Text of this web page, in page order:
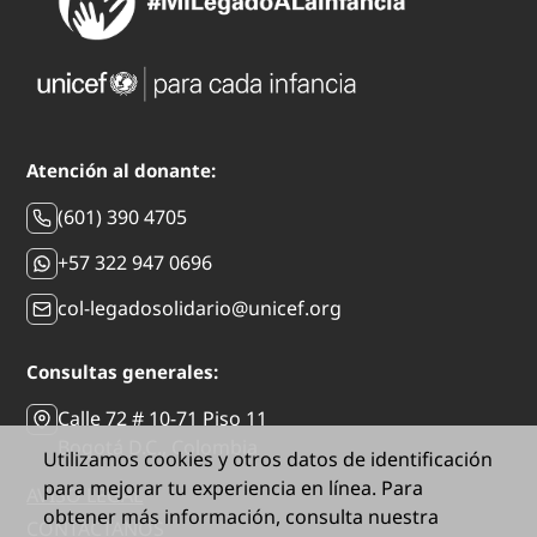
Utilizamos cookies y otros datos de identificación
para mejorar tu experiencia en línea. Para
obtener más información, consulta nuestra
Atención al donante:
(601) 390 4705
+57 322 947 0696
col-legadosolidario@unicef.org
Consultas generales:
Calle 72 # 10-71 Piso 11
Bogotá D.C., Colombia
AVISO LEGAL
CONTÁCTANOS